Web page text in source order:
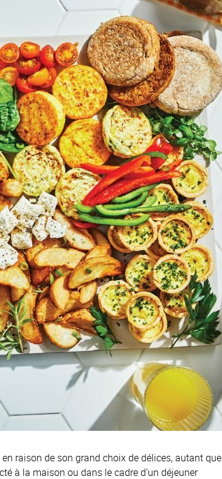
raison de son grand choix de délices, autant que
à la maison ou dans le cadre d’un déjeuner